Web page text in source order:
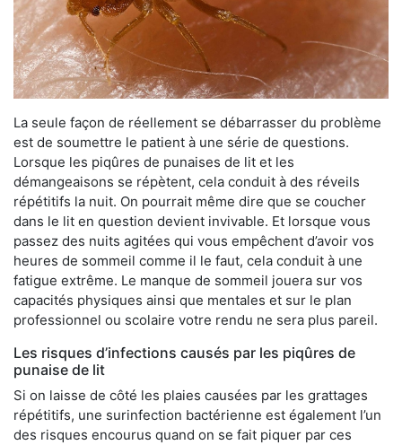
La seule façon de réellement se débarrasser du problème
est de soumettre le patient à une série de questions.
Lorsque les piqûres de punaises de lit et les
démangeaisons se répètent, cela conduit à des réveils
répétitifs la nuit. On pourrait même dire que se coucher
dans le lit en question devient invivable. Et lorsque vous
passez des nuits agitées qui vous empêchent d’avoir vos
heures de sommeil comme il le faut, cela conduit à une
fatigue extrême. Le manque de sommeil jouera sur vos
capacités physiques ainsi que mentales et sur le plan
professionnel ou scolaire votre rendu ne sera plus pareil.
Les risques d’infections causés par les piqûres de
punaise de lit
Si on laisse de côté les plaies causées par les grattages
répétitifs, une surinfection bactérienne est également l’un
des risques encourus quand on se fait piquer par ces